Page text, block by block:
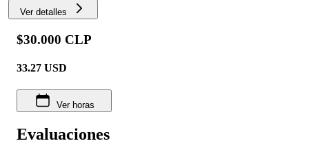
Ver detalles
$30.000 CLP
33.27 USD
Ver horas
Evaluaciones